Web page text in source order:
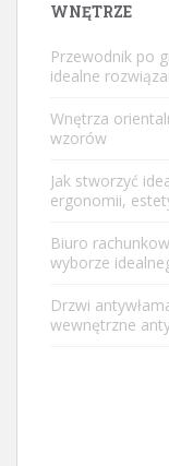
WNĘTRZE
Przewodnik po
idealne
Wnętrza
wzorów
Jak stworzyć
ergonomii,
Biuro
wyborze
Drzwi
wewnętrzne